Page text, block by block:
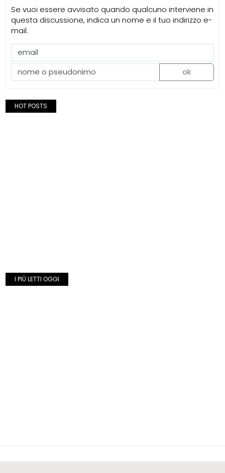
Se vuoi essere avvisato quando qualcuno interviene in
questa discussione, indica un nome e il tuo indirizzo e-
mail.
ok
HOT POSTS
I PIÙ LETTI OGGI